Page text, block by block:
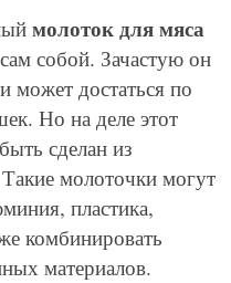
молоток для мяса
собой. Зачастую он
может достаться по
Но на деле этот
сделан из
молоточки могут
пластика,
комбинировать
материалов.